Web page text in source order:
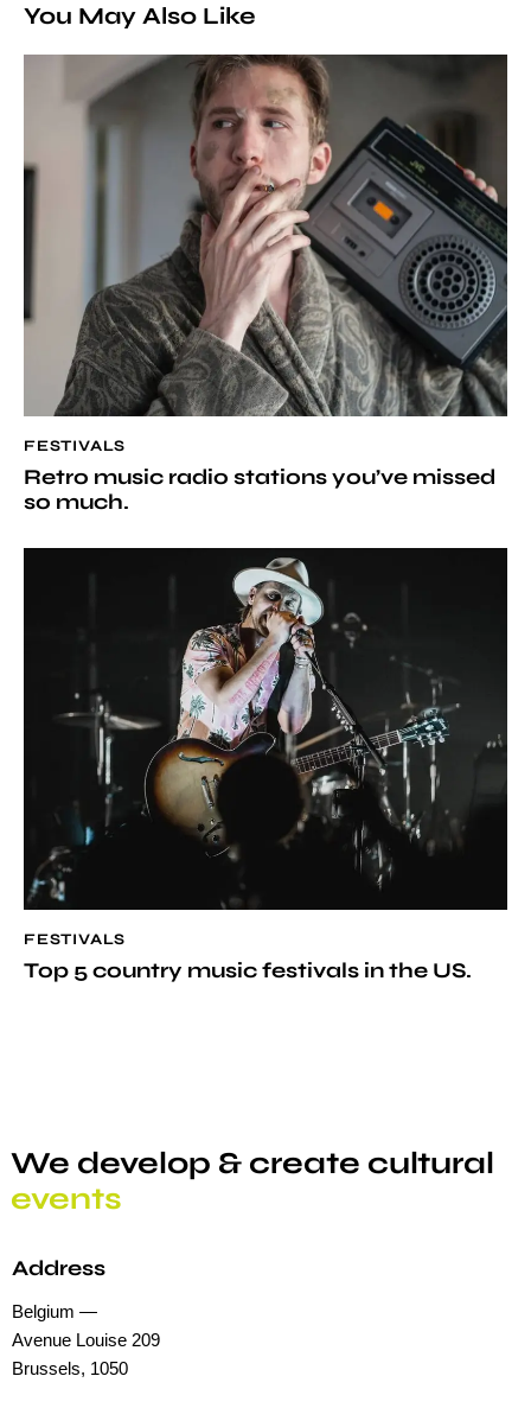
You May Also Like
FESTIVALS
Retro music radio stations you’ve missed
so much.
FESTIVALS
Top 5 country music festivals in the US.
We develop & create cultural
events
Address
Belgium —
Avenue Louise 209
Brussels, 1050